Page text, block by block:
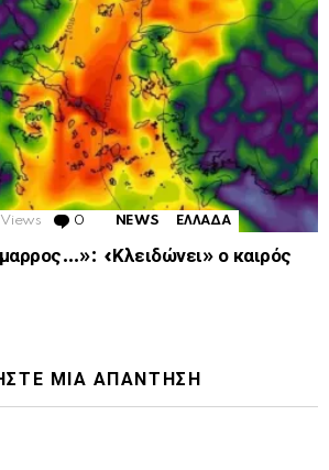
Views 0 Comments
NEWS ΕΛΛΑΔΑ
«Κλειδώνει» ο καιρός
ΜΙΑ ΑΠΆΝΤΗΣΗ